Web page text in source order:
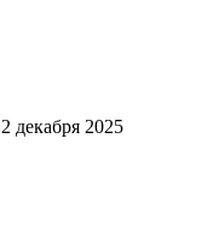
декабря 2025